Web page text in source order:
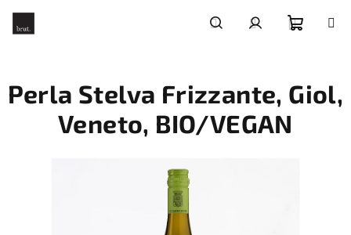
obsah
košík
Perla Stelva Frizzante, Giol,
Veneto, BIO/VEGAN